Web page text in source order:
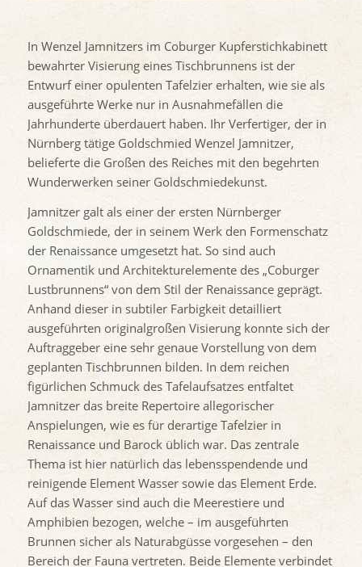
In Wenzel Jamnitzers im Coburger Kupferstichkabinett
bewahrter Visierung eines Tischbrunnens ist der
Entwurf einer opulenten Tafelzier erhalten, wie sie als
ausgeführte Werke nur in Ausnahmefällen die
Jahrhunderte überdauert haben. Ihr Verfertiger, der in
Nürnberg tätige Goldschmied Wenzel Jamnitzer,
belieferte die Großen des Reiches mit den begehrten
Wunderwerken seiner Goldschmiedekunst.
Jamnitzer galt als einer der ersten Nürnberger
Goldschmiede, der in seinem Werk den Formenschatz
der Renaissance umgesetzt hat. So sind auch
Ornamentik und Architekturelemente des „Coburger
Lustbrunnens“ von dem Stil der Renaissance geprägt.
Anhand dieser in subtiler Farbigkeit detailliert
ausgeführten originalgroßen Visierung konnte sich der
Auftraggeber eine sehr genaue Vorstellung von dem
geplanten Tischbrunnen bilden. In dem reichen
figürlichen Schmuck des Tafelaufsatzes entfaltet
Jamnitzer das breite Repertoire allegorischer
Anspielungen, wie es für derartige Tafelzier in
Renaissance und Barock üblich war. Das zentrale
Thema ist hier natürlich das lebensspendende und
reinigende Element Wasser sowie das Element Erde.
Auf das Wasser sind auch die Meerestiere und
Amphibien bezogen, welche – im ausgeführten
Brunnen sicher als Naturabgüsse vorgesehen – den
Bereich der Fauna vertreten. Beide Elemente verbindet